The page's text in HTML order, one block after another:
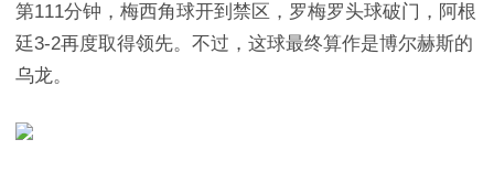
第111分钟，梅西角球开到禁区，罗梅罗头球破门，阿根
廷3-2再度取得领先。不过，这球最终算作是博尔赫斯的
乌龙。